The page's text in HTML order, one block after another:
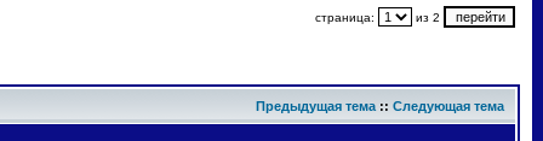
страница: из 2
Предыдущая тема :: Следующая тема